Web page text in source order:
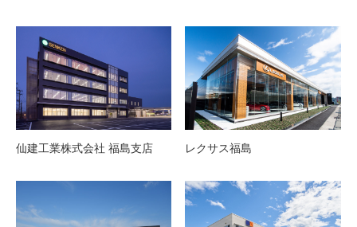
仙建工業株式会社 福島支店 レクサス福島